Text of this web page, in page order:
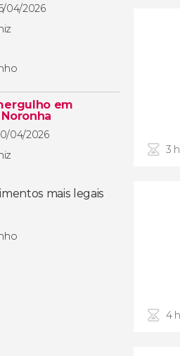
04/2026
em
04/2026
mais legais
3
4